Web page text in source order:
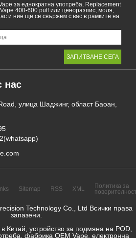
за еднократна употреба, Replacement
400-600 puff или ценоразпис, моля,
и ние ще се свържем с вас в рамките на
нас
улица Шаджинг, област Баоан,
Sitemap RSS XML
Политика за
Technology Co., Ltd Всички права
запазени.
Китай, устройство за подмяна на POD,
фабрика OEM Vape, електронна